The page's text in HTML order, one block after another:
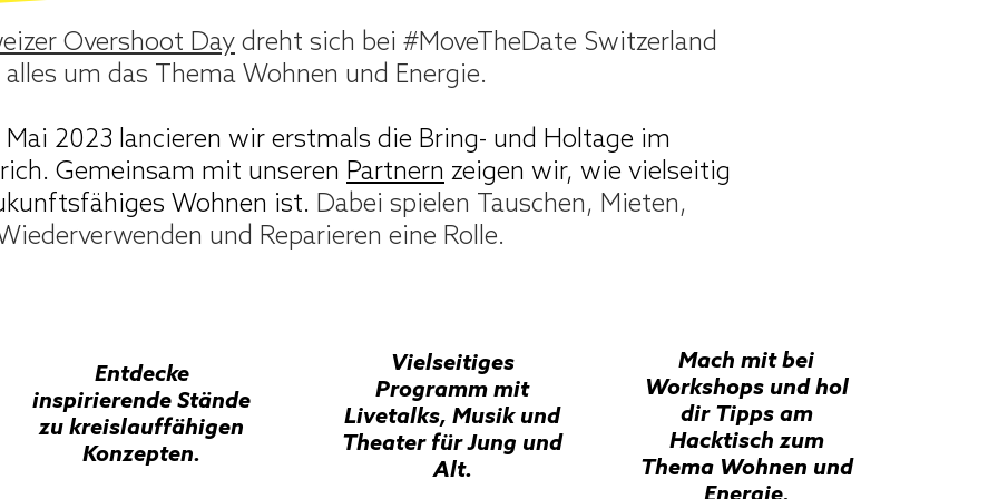
dreht sich bei #MoveTheDate Switzerland
alles um das Thema Wohnen und Energie.
2023 lancieren wir erstmals die Bring- und Holtage im
Gemeinsam mit unserenPartnern zeigen wir, wie vielseitig
Wohnen ist.Dabei spielen Tauschen, Mieten,
und Reparieren eine Rolle.
inspirierende Stände
zu kreislauffähigen
Konzepten.
Erlebe Livetalks,
Workshops, Musik
und Improtheater für
Jung und Alt.
Overshoot Day dreht sich bei #MoveTheDate Switzerland
alles um das Thema Wohnen und Energie.
Mai 2023 lancieren wir erstmals die Bring- und Holtage im
Gemeinsam mit unseren Partnern zeigen wir, wie vielseitig
Wohnen ist. Dabei spielen Tauschen, Mieten,
und Reparieren eine Rolle.
Entdecke
inspirierende Stände
zu kreislauffähigen
Konzepten.
Vielseitiges
Programm mit
Livetalks, Musik und
Theater für Jung und
Alt.
Mach mit bei
Workshops und hol
dir Tipps am
Hacktisch zum
Thema Wohnen und